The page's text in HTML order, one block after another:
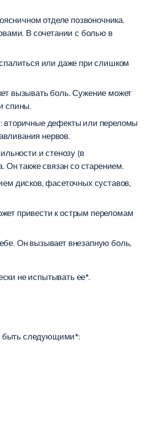
отделе позвоночника.
В сочетании с болью в
или даже при слишком
вызывать боль. Сужение может
спины.
вторичные дефекты или переломы
нервов.
и стенозу (в
Он также связан со старением.
дисков, фасеточных суставов,
привести к острым переломам
Он вызывает внезапную боль,
не испытывать ее*.
быть следующими*: